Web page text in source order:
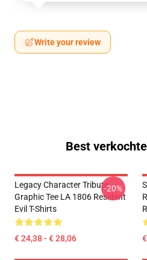
Write your review
Best
Legacy Character Tribute
Graphic Tee LA 1806 Resident
Evil T-Shirts
€ 24,38 - € 28,06
-20%